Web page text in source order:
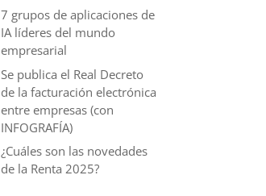
7 grupos de aplicaciones de
IA líderes del mundo
empresarial
Se publica el Real Decreto
de la facturación electrónica
entre empresas (con
INFOGRAFÍA)
¿Cuáles son las novedades
de la Renta 2025?